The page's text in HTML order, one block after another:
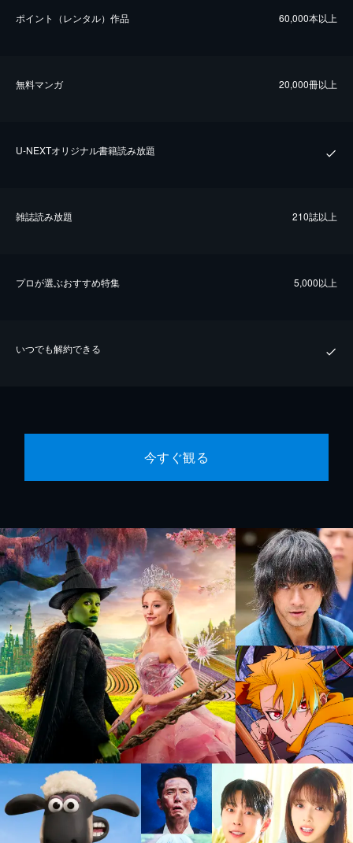
ポイント（レンタル）作品 60,000本以上
無料マンガ 20,000冊以上
U-NEXTオリジナル書籍読み放題
雑誌読み放題 210誌以上
プロが選ぶおすすめ特集 5,000以上
いつでも解約できる
今すぐ観る